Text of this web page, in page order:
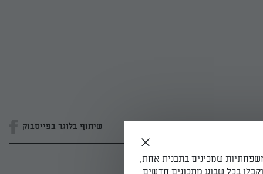
שיתוף בלוגר בפייסבוק
שמכינים בתבנית אחת,